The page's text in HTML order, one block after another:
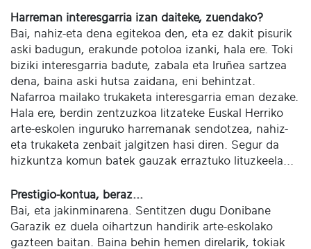
Harreman interesgarria izan daiteke, zuendako?
Bai, nahiz-eta dena egitekoa den, eta ez dakit pisurik
aski badugun, erakunde potoloa izanki, hala ere. Toki
biziki interesgarria badute, zabala eta Iruñea sartzea
dena, baina aski hutsa zaidana, eni behintzat.
Nafarroa mailako trukaketa interesgarria eman dezake.
Hala ere, berdin zentzuzkoa litzateke Euskal Herriko
arte-eskolen inguruko harremanak sendotzea, nahiz-
eta trukaketa zenbait jalgitzen hasi diren. Segur da
hizkuntza komun batek gauzak erraztuko lituzkeela...
Prestigio-kontua, beraz...
Bai, eta jakinminarena. Sentitzen dugu Donibane
Garazik ez duela oihartzun handirik arte-eskolako
gazteen baitan. Baina behin hemen direlarik, tokiak